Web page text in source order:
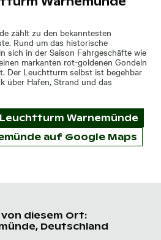
zählt zu den bekanntesten
Rund um das historische
sich in der Saison Fahrgeschäfte wie
markanten rot-goldenen Gondeln
Der Leuchtturm selbst ist begehbar
über Hafen, Strand und das
Leuchtturm Warnemünde
auf Google Maps
diesem Ort:
Deutschland